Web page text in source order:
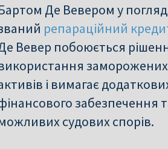
Де Вевером у
репараційний
Вевер побоюється
заморожених
і вимагає
забезпечення
судових спорів.